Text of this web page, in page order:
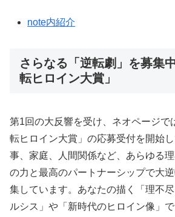
note内紹介
さらなる「逆転劇」を募集
転ヒロイン大賞」
第1回の大反響を受け、ネオページで
転ヒロイン大賞」の応募受付を開始
事、家庭、人間関係など、あらゆる
の力と最高のパートナーシップで大
集しています。あなたの描く「理不
ルシス」や「新時代のヒロイン像」